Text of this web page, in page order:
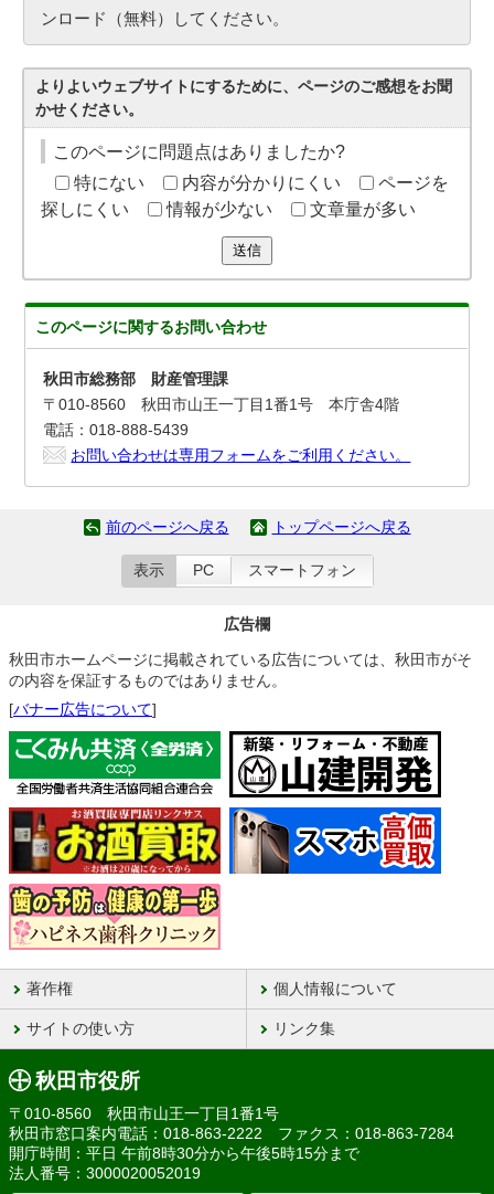
ンロード（無料）してください。
よりよいウェブサイトにするために、ページのご感想をお聞
かせください。
このページに問題点はありましたか?
特にない
内容が分かりにくい
ページを
探しにくい
情報が少ない 文章量が多い
送信
このページに関するお問い合わせ
秋田市総務部 財産管理課
〒010-8560 秋田市山王一丁目1番1号 本庁舎4階
電話：018-888-5439
お問い合わせは専用フォームをご利用ください。
前のページへ戻る トップページへ戻る
表示 PC スマートフォン
広告欄
秋田市ホームページに掲載されている広告については、秋田市がそ
の内容を保証するものではありません。
[バナー広告について]
著作権 個人情報について
サイトの使い方 リンク集
秋田市役所
〒010-8560 秋田市山王一丁目1番1号
秋田市窓口案内電話：018-863-2222 ファクス：018-863-7284
開庁時間：平日 午前8時30分から午後5時15分まで
法人番号：3000020052019